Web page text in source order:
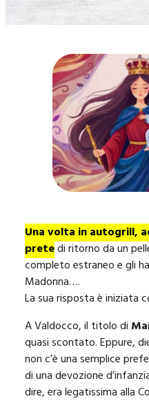
Una volta in autogrill,
pretedi ritorno da un
completo estraneo e gli
Madonna….
La sua risposta è iniziata
A Valdocco, il titolo di
quasi scontato. Eppure,
non c’è una semplice
di una devozione
dire, era legatissima alla